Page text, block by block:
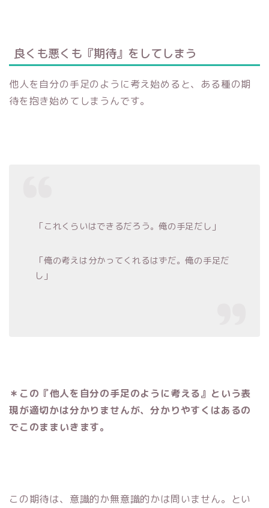
良くも悪くも『期待』をしてしまう
他人を自分の手足のように考え始めると、ある種の期
待を抱き始めてしまうんです。
「これくらいはできるだろう。俺の手足だし」
「俺の考えは分かってくれるはずだ。俺の手足だ
し」
＊この『他人を自分の手足のように考える』という表
現が適切かは分かりませんが、分かりやすくはあるの
でこのままいきます。
この期待は、意識的か無意識的かは問いません。とい